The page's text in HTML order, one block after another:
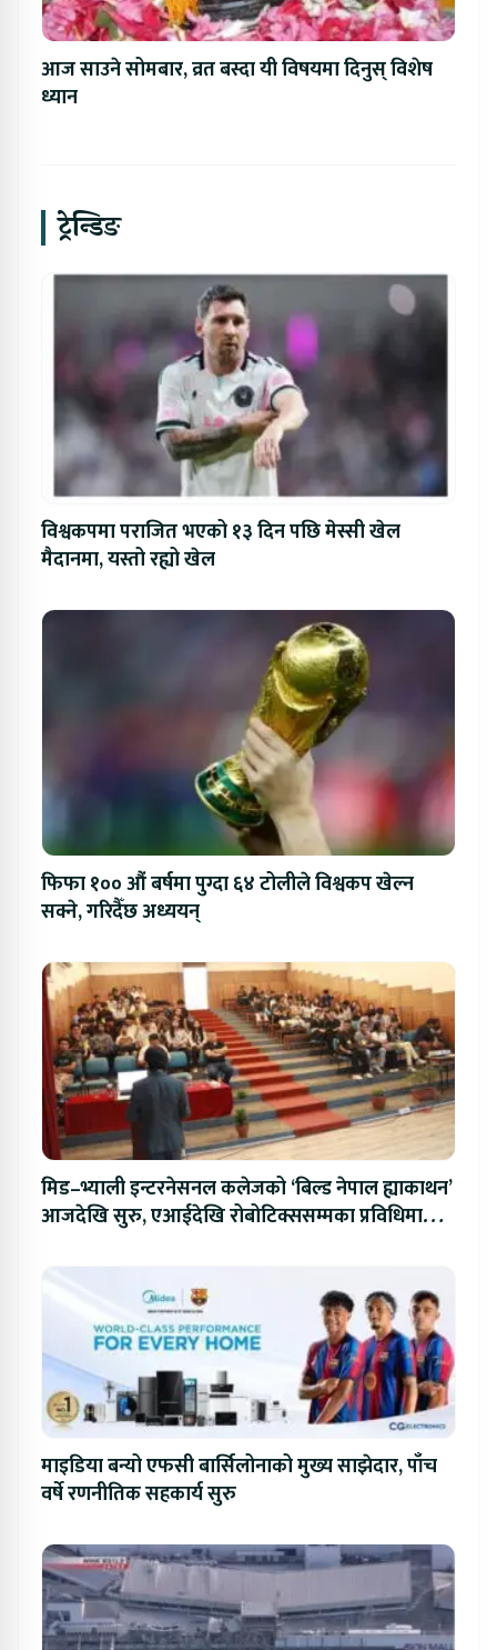
आज साउने सोमबार, व्रत बस्दा यी विषयमा दिनुस् विशेष
ध्यान
ट्रेन्डिङ
विश्वकपमा पराजित भएको १३ दिन पछि मेस्सी खेल
मैदानमा, यस्तो रह्यो खेल
फिफा १०० औं बर्षमा पुग्दा ६४ टोलीले विश्वकप खेल्न
सक्ने, गरिदैँछ अध्ययन्
मिड–भ्याली इन्टरनेसनल कलेजको ‘बिल्ड नेपाल ह्याकाथन’
आजदेखि सुरु, एआईदेखि रोबोटिक्ससम्मका प्रविधिमा
माइडिया बन्यो एफसी बार्सिलोनाको मुख्य साझेदार, पाँच
वर्षे रणनीतिक सहकार्य सुरु